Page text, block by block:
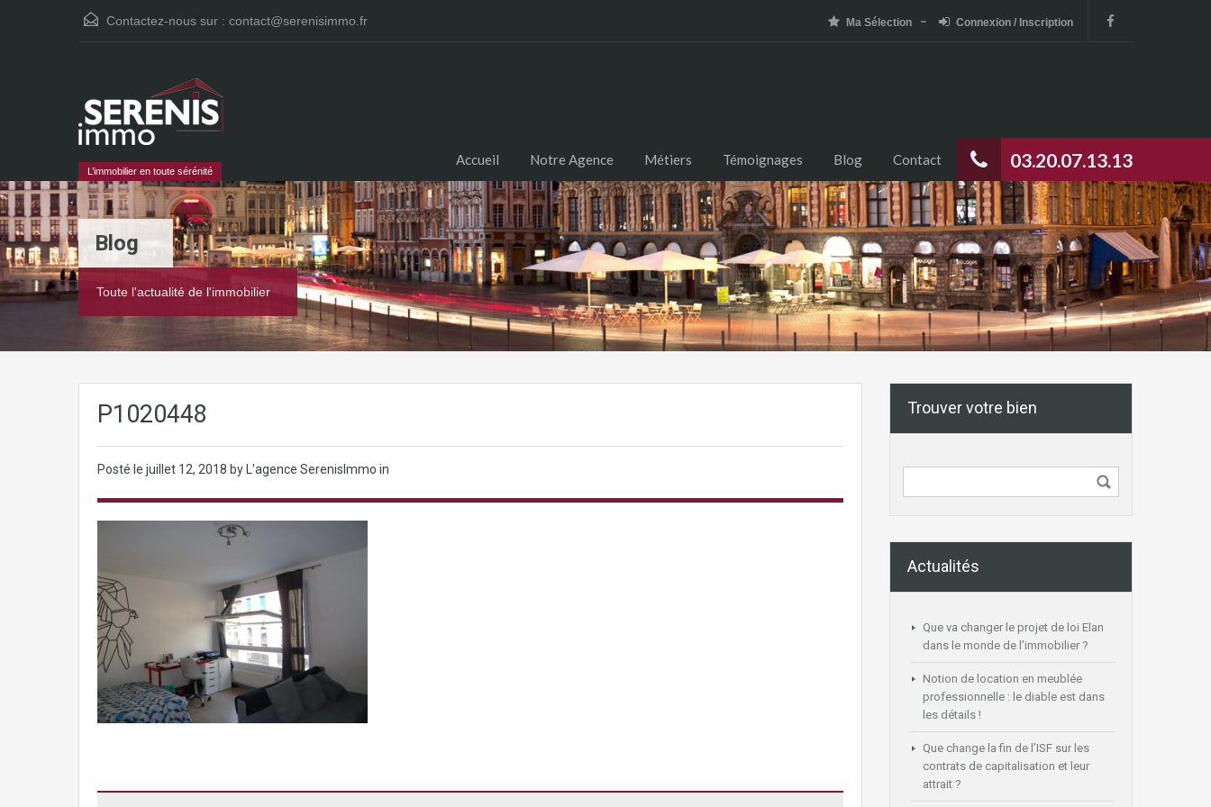
Contactez-nous sur : contact@serenisimmo.fr Ma Sélection Connexion / Inscription
L’immobilier en toute sérénité 03.20.07.13.13
Accueil Notre Agence Métiers Témoignages Blog Contact
Blog
Toute l'actualité de l'immobilier
P1020448
Posté le juillet 12, 2018 by L'agence SerenisImmo in
Trouver votre bien
Actualités
Que va changer le projet de loi Elan
dans le monde de l’immobilier ?
Notion de location en meublée
professionnelle : le diable est dans
les détails !
Que change la fin de l’ISF sur les
contrats de capitalisation et leur
attrait ?